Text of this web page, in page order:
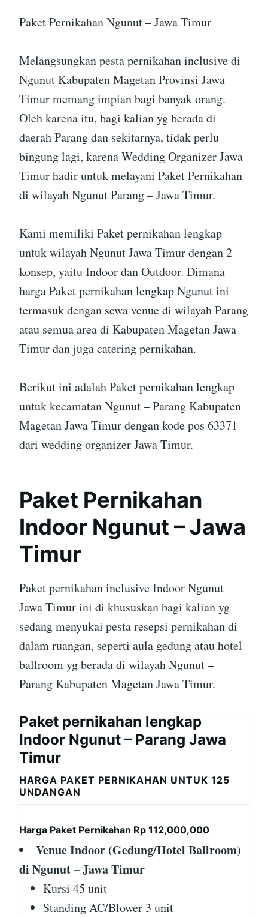
Paket Pernikahan Ngunut – Jawa Timur
Melangsungkan pesta pernikahan inclusive di
Ngunut Kabupaten Magetan Provinsi Jawa
Timur memang impian bagi banyak orang.
Oleh karena itu, bagi kalian yg berada di
daerah Parang dan sekitarnya, tidak perlu
bingung lagi, karena Wedding Organizer Jawa
Timur hadir untuk melayani Paket Pernikahan
di wilayah Ngunut Parang – Jawa Timur.
Kami memiliki Paket pernikahan lengkap
untuk wilayah Ngunut Jawa Timur dengan 2
konsep, yaitu Indoor dan Outdoor. Dimana
harga Paket pernikahan lengkap Ngunut ini
termasuk dengan sewa venue di wilayah Parang
atau semua area di Kabupaten Magetan Jawa
Timur dan juga catering pernikahan.
Berikut ini adalah Paket pernikahan lengkap
untuk kecamatan Ngunut – Parang Kabupaten
Magetan Jawa Timur dengan kode pos 63371
dari wedding organizer Jawa Timur.
Paket Pernikahan
Indoor Ngunut – Jawa
Timur
Paket pernikahan inclusive Indoor Ngunut
Jawa Timur ini di khususkan bagi kalian yg
sedang menyukai pesta resepsi pernikahan di
dalam ruangan, seperti aula gedung atau hotel
ballroom yg berada di wilayah Ngunut –
Parang Kabupaten Magetan Jawa Timur.
Paket pernikahan lengkap
Indoor Ngunut – Parang Jawa
Timur
HARGA PAKET PERNIKAHAN UNTUK 125
UNDANGAN
Harga Paket Pernikahan Rp 112,000,000
Venue Indoor (Gedung/Hotel Ballroom)
di Ngunut – Jawa Timur
Kursi 45 unit
Standing AC/Blower 3 unit